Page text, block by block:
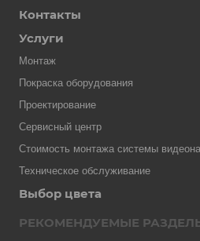
Контакты
Услуги
Монтаж
Покраска оборудования
Проектирование
Сервисный центр
Стоимость монтажа системы
Техническое обслуживание
Выбор цвета
РЕКОМЕНДУЕМЫЕ